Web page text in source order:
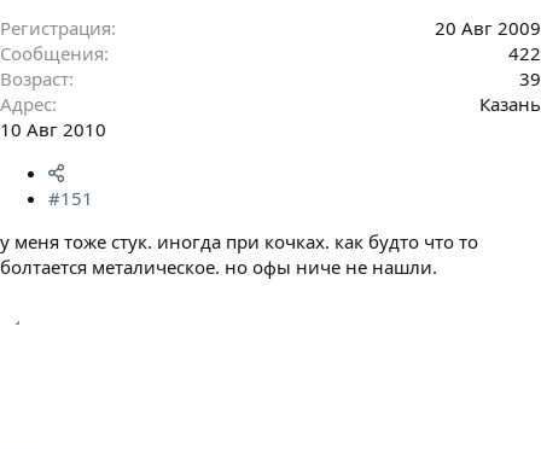
Регистрация
20 Авг 2009
Сообщения
422
Возраст
39
Адрес
Казань
10 Авг 2010
#151
у меня тоже стук. иногда при кочках. как будто что то
болтается металическое. но офы ниче не нашли.